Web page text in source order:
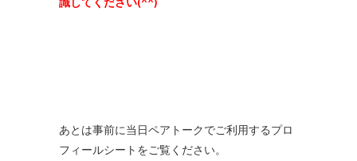
あとは事前に当日ペアトークでご利用するプロ
フィールシートをご覧ください。